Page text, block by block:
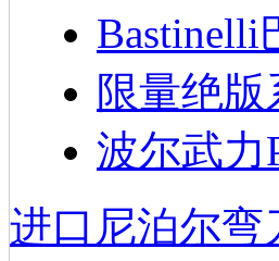
Bastinelli
限量绝版
波尔武力
进口尼泊尔弯